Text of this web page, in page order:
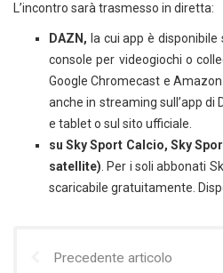
L’incontro sarà trasmesso in diretta:
DAZN, la cui app è
console per videogiochi o
Google Chromecast e
anche in streaming sull’app di
e tablet o sul sito ufficiale.
su Sky Sport Calcio, Sky
satellite). Per i soli abbonati
scaricabile gratuitamente.
Precedente articolo